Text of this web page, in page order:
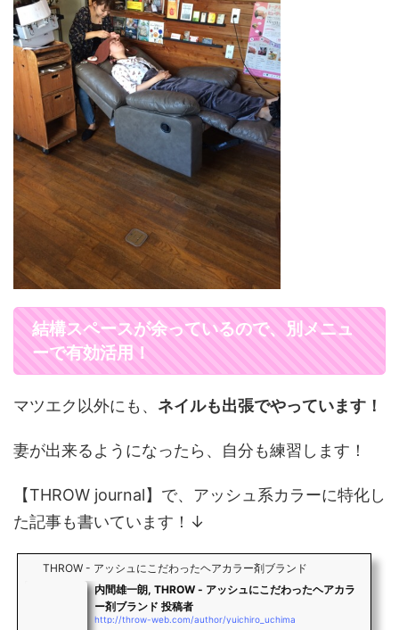
結構スペースが余っているので、別メニュ
ーで有効活用！
マツエク以外にも、 ネイルも出張でやっています！
妻が出来るようになったら、自分も練習します！
【THROW journal】で、アッシュ系カラーに特化し
た記事も書いています！↓
THROW - アッシュにこだわったヘアカラー剤ブランド
内間雄一朗, THROW - アッシュにこだわったヘアカラ
ー剤ブランド 投稿者
http://throw-web.com/author/yuichiro_uchima